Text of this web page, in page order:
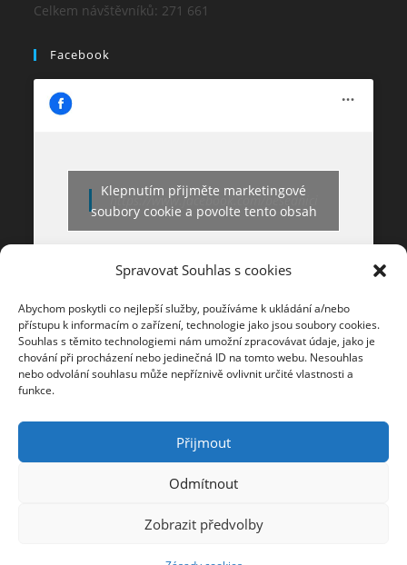
Spravovat Souhlas s cookies
Abychom poskytli co nejlepší služby, používáme k ukládání a/nebo
přístupu k informacím o zařízení, technologie jako jsou soubory cookies.
Souhlas s těmito technologiemi nám umožní zpracovávat údaje, jako je
chování při procházení nebo jedinečná ID na tomto webu. Nesouhlas
nebo odvolání souhlasu může nepříznivě ovlivnit určité vlastnosti a
funkce.
Přijmout
Odmítnout
Zobrazit předvolby
Celkem návštěvníků: 271 661
Facebook
https://www.facebook.com/besednici
Klepnutím přijměte marketingové
soubory cookie a povolte tento obsah
©2026